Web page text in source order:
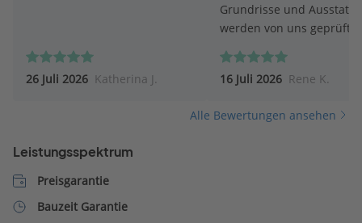
26 Juli 2026 Katherina J.
Grundrisse und
werden von uns geprüft.
16 Juli 2026 Rene K.
Alle Bewertungen ansehen
Leistungsspektrum
Preisgarantie
Bauzeit Garantie